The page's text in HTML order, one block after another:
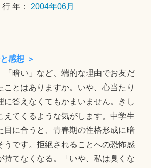
行 年：2004年06月
感想 ＞
「暗い」など、端的な理由でお友だ
ことはありますか。いや、心当たり
に答えなくてもかまいません。きし
えてくるような気がします。中学生
目に合うと、青春期の性格形成に暗
うです。拒絶されることへの恐怖感
持てなくなる。「いや、私は臭くな